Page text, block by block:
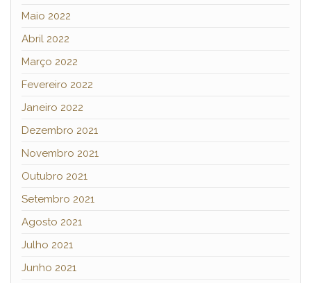
Maio 2022
Abril 2022
Março 2022
Fevereiro 2022
Janeiro 2022
Dezembro 2021
Novembro 2021
Outubro 2021
Setembro 2021
Agosto 2021
Julho 2021
Junho 2021